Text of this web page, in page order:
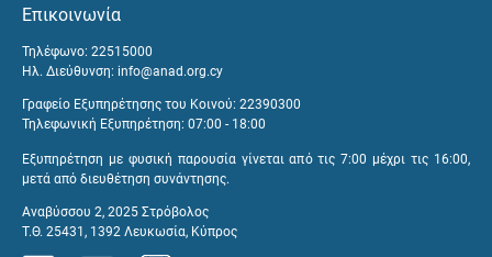
Επικοινωνία
Τηλέφωνο: 22515000
Ηλ. Διεύθυνση: info@anad.org.cy
Γραφείο Εξυπηρέτησης του Κοινού: 22390300
Τηλεφωνική Εξυπηρέτηση: 07:00 - 18:00
Εξυπηρέτηση με φυσική παρουσία γίνεται από τις 7:00 μέχρι τις 16:00,
μετά από διευθέτηση συνάντησης.
Αναβύσσου 2, 2025 Στρόβολος
Τ.Θ. 25431, 1392 Λευκωσία, Κύπρος